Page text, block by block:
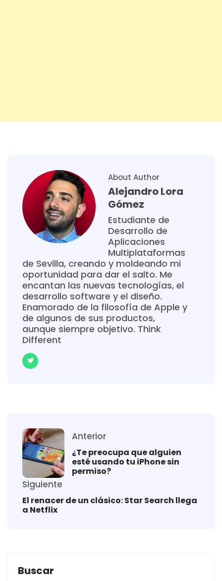
About Author
Alejandro Lora
Gómez
Estudiante de
Desarrollo de
Aplicaciones
Multiplataformas
de Sevilla, creando y moldeando mi
oportunidad para dar el salto. Me
encantan las nuevas tecnologías, el
desarrollo software y el diseño.
Enamorado de la filosofía de Apple y
de algunos de sus productos,
aunque siempre objetivo. Think
Different
Anterior
¿Te preocupa que alguien
esté usando tu iPhone sin
permiso?
Siguiente
El renacer de un clásico: Star Search llega
a Netflix
Buscar